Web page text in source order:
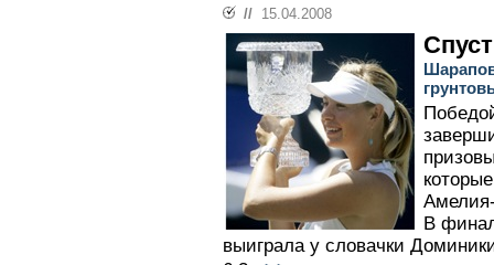
// 15.04.2008
В
выиграла у словачки